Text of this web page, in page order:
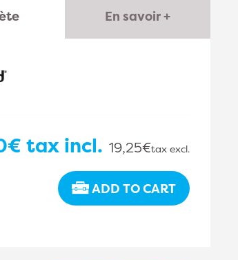
En savoir +
tax incl. 19,25€tax excl.
ADD TO CART